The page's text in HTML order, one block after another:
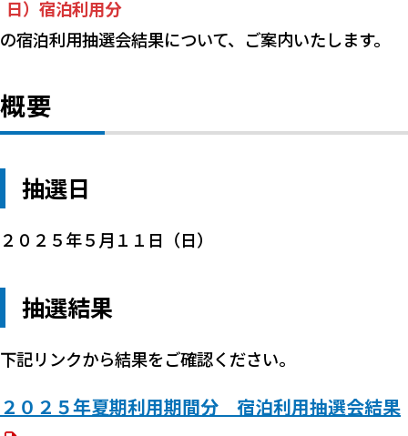
日）宿泊利用分
の宿泊利用抽選会結果について、ご案内いたします。
概要
抽選日
２０２５年５月１１日（日）
抽選結果
下記リンクから結果をご確認ください。
２０２５年夏期利用期間分 宿泊利用抽選会結果